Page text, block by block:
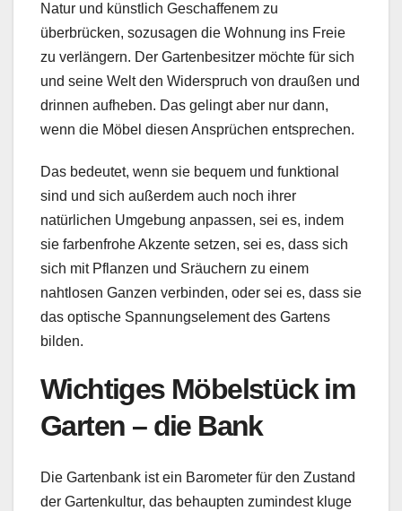
Natur und künstlich Geschaffenem zu
überbrücken, sozusagen die Wohnung ins Freie
zu verlängern. Der Gartenbesitzer möchte für sich
und seine Welt den Widerspruch von draußen und
drinnen aufheben. Das gelingt aber nur dann,
wenn die Möbel diesen Ansprüchen entsprechen.
Das bedeutet, wenn sie bequem und funktional
sind und sich außerdem auch noch ihrer
natürlichen Umgebung anpassen, sei es, indem
sie farbenfrohe Akzente setzen, sei es, dass sich
sich mit Pflanzen und Sräuchern zu einem
nahtlosen Ganzen verbinden, oder sei es, dass sie
das optische Spannungselement des Gartens
bilden.
Wichtiges Möbelstück im
Garten – die Bank
Die Gartenbank ist ein Barometer für den Zustand
der Gartenkultur, das behaupten zumindest kluge